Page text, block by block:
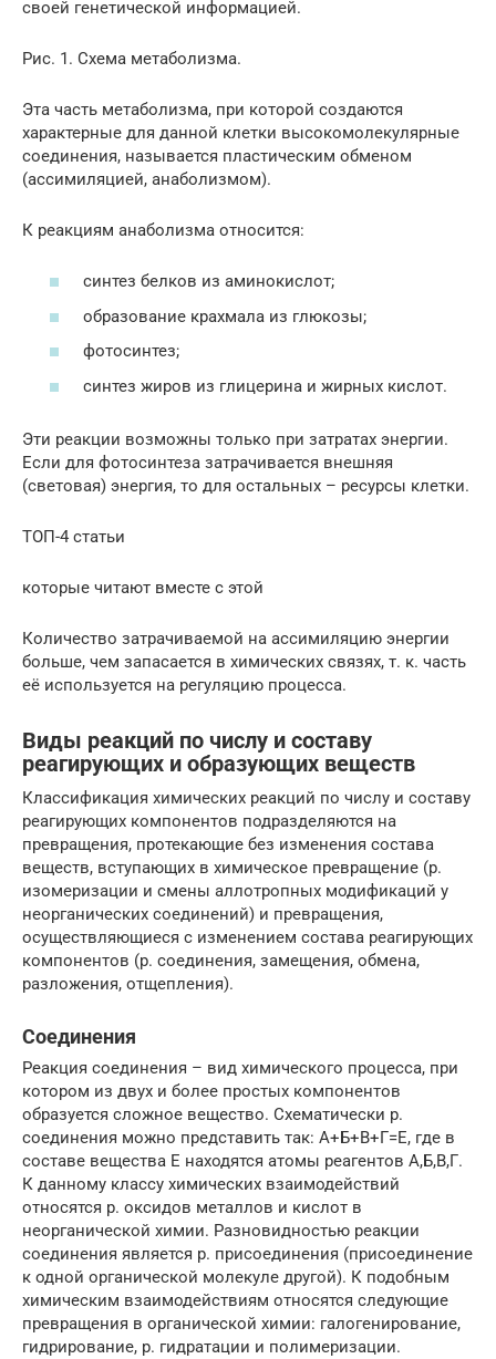
своей генетической информацией.
Рис. 1. Схема метаболизма.
Эта часть метаболизма, при которой создаются
характерные для данной клетки высокомолекулярные
соединения, называется пластическим обменом
(ассимиляцией, анаболизмом).
К реакциям анаболизма относится:
синтез белков из аминокислот;
образование крахмала из глюкозы;
фотосинтез;
синтез жиров из глицерина и жирных кислот.
Эти реакции возможны только при затратах энергии.
Если для фотосинтеза затрачивается внешняя
(световая) энергия, то для остальных – ресурсы клетки.
ТОП-4 статьи
которые читают вместе с этой
Количество затрачиваемой на ассимиляцию энергии
больше, чем запасается в химических связях, т. к. часть
её используется на регуляцию процесса.
Виды реакций по числу и составу
реагирующих и образующих веществ
Классификация химических реакций по числу и составу
реагирующих компонентов подразделяются на
превращения, протекающие без изменения состава
веществ, вступающих в химическое превращение (р.
изомеризации и смены аллотропных модификаций у
неорганических соединений) и превращения,
осуществляющиеся с изменением состава реагирующих
компонентов (р. соединения, замещения, обмена,
разложения, отщепления).
Соединения
Реакция соединения – вид химического процесса, при
котором из двух и более простых компонентов
образуется сложное вещество. Схематически р.
соединения можно представить так: А+Б+В+Г=Е, где в
составе вещества Е находятся атомы реагентов А,Б,В,Г.
К данному классу химических взаимодействий
относятся р. оксидов металлов и кислот в
неорганической химии. Разновидностью реакции
соединения является р. присоединения (присоединение
к одной органической молекуле другой). К подобным
химическим взаимодействиям относятся следующие
превращения в органической химии: галогенирование,
гидрирование, р. гидратации и полимеризации.